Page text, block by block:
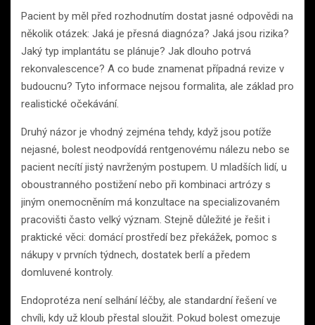
Pacient by měl před rozhodnutím dostat jasné odpovědi na
několik otázek: Jaká je přesná diagnóza? Jaká jsou rizika?
Jaký typ implantátu se plánuje? Jak dlouho potrvá
rekonvalescence? A co bude znamenat případná revize v
budoucnu? Tyto informace nejsou formalita, ale základ pro
realistické očekávání.
Druhý názor je vhodný zejména tehdy, když jsou potíže
nejasné, bolest neodpovídá rentgenovému nálezu nebo se
pacient necítí jistý navrženým postupem. U mladších lidí, u
oboustranného postižení nebo při kombinaci artrózy s
jiným onemocněním má konzultace na specializovaném
pracovišti často velký význam. Stejně důležité je řešit i
praktické věci: domácí prostředí bez překážek, pomoc s
nákupy v prvních týdnech, dostatek berlí a předem
domluvené kontroly.
Endoprotéza není selhání léčby, ale standardní řešení ve
chvíli, kdy už kloub přestal sloužit. Pokud bolest omezuje